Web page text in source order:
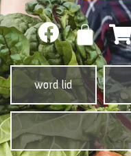
word lid